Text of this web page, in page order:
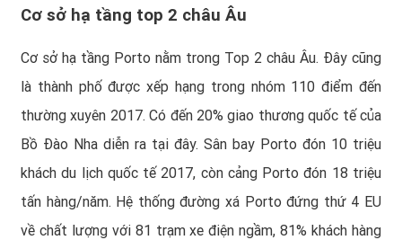
Cơ sở hạ tầng top 2 châu Âu
Cơ sở hạ tầng Porto nằm trong Top 2 châu Âu. Đây cũng
là thành phố được xếp hạng trong nhóm 110 điểm đến
thường xuyên 2017. Có đến 20% giao thương quốc tế của
Bồ Đào Nha diễn ra tại đây. Sân bay Porto đón 10 triệu
khách du lịch quốc tế 2017, còn cảng Porto đón 18 triệu
tấn hàng/năm. Hệ thống đường xá Porto đứng thứ 4 EU
về chất lượng với 81 trạm xe điện ngầm, 81% khách hàng